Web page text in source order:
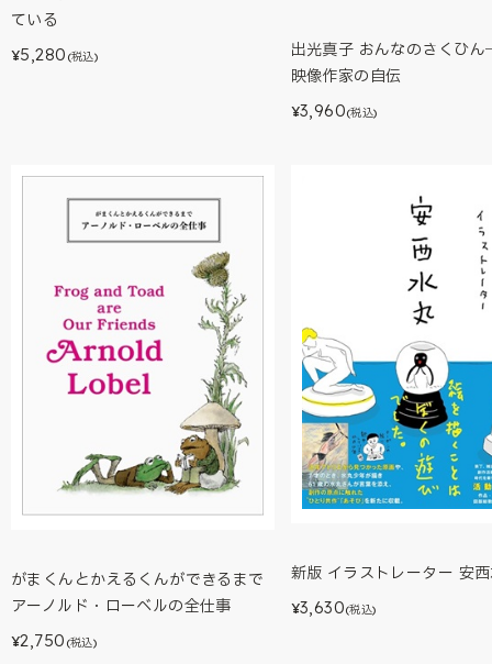
ている
¥5,280 (税込)
出光真子 おんなのさくひ
映像作家の自伝
¥3,960(税込)
がまくんとかえるくんができるまで
アーノルド・ローベルの全仕事
¥2,750 (税込)
新版 イラストレーター 安
¥3,630(税込)